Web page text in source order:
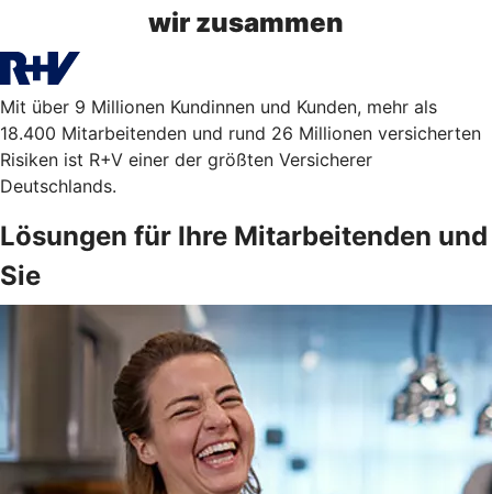
wir zusammen
Mit über 9 Millionen Kundinnen und Kunden, mehr als
18.400 Mitarbeitenden und rund 26 Millionen versicherten
Risiken ist R+V einer der größten Versicherer
Deutschlands.
Lösungen für Ihre Mitarbeitenden und
Sie